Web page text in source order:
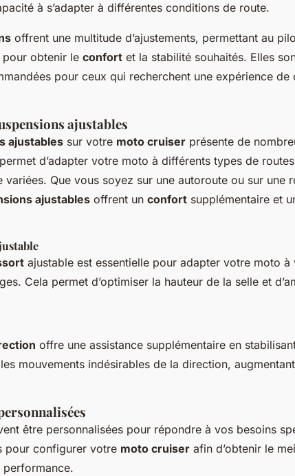
à s’adapter à différentes conditions de route.
offrent une multitude d’ajustements, permettant au
pour obtenir le confort et la stabilité souhaités. Elles
pour ceux qui recherchent une expérience de
ajustables
ajustables sur votre moto cruiser présente de
d’adapter votre moto à différents types de
Que vous soyez sur une autoroute ou sur une
ajustables offrent un confort supplémentaire et
ajustable est essentielle pour adapter votre moto
Cela permet d’optimiser la hauteur de la selle et
offre une assistance supplémentaire en
mouvements indésirables de la direction,
être personnalisées pour répondre à vos besoins
pour configurer votre moto cruiser afin d’obtenir le
performance.